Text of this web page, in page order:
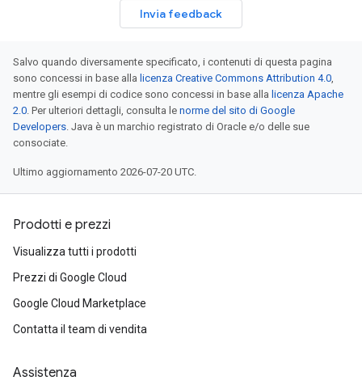
Invia feedback
Salvo quando diversamente specificato, i contenuti di questa pagina
sono concessi in base alla licenza Creative Commons Attribution 4.0,
mentre gli esempi di codice sono concessi in base alla licenza Apache
2.0. Per ulteriori dettagli, consulta le norme del sito di Google
Developers. Java è un marchio registrato di Oracle e/o delle sue
consociate.
Ultimo aggiornamento 2026-07-20 UTC.
Prodotti e prezzi
Visualizza tutti i prodotti
Prezzi di Google Cloud
Google Cloud Marketplace
Contatta il team di vendita
Assistenza